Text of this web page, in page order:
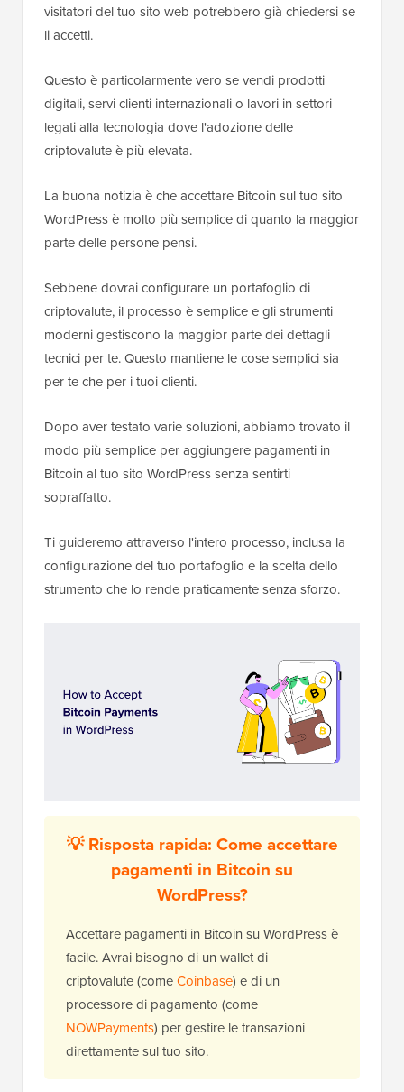
visitatori del tuo sito web potrebbero già chiedersi se
li accetti.
Questo è particolarmente vero se vendi prodotti
digitali, servi clienti internazionali o lavori in settori
legati alla tecnologia dove l'adozione delle
criptovalute è più elevata.
La buona notizia è che accettare Bitcoin sul tuo sito
WordPress è molto più semplice di quanto la maggior
parte delle persone pensi.
Sebbene dovrai configurare un portafoglio di
criptovalute, il processo è semplice e gli strumenti
moderni gestiscono la maggior parte dei dettagli
tecnici per te. Questo mantiene le cose semplici sia
per te che per i tuoi clienti.
Dopo aver testato varie soluzioni, abbiamo trovato il
modo più semplice per aggiungere pagamenti in
Bitcoin al tuo sito WordPress senza sentirti
sopraffatto.
Ti guideremo attraverso l'intero processo, inclusa la
configurazione del tuo portafoglio e la scelta dello
strumento che lo rende praticamente senza sforzo.
💡 Risposta rapida: Come accettare
pagamenti in Bitcoin su
WordPress?
Accettare pagamenti in Bitcoin su WordPress è
facile. Avrai bisogno di un wallet di
criptovalute (comeCoinbase) e di un
processore di pagamento (come
NOWPayments) per gestire le transazioni
direttamente sul tuo sito.